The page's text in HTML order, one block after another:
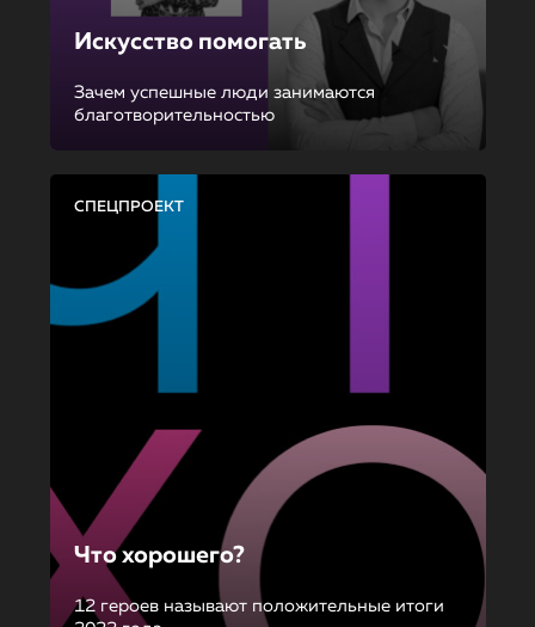
Искусство помогать
Зачем успешные люди занимаются
благотворительностью
СПЕЦПРОЕКТ
Что хорошего?
12 героев называют положительные итоги